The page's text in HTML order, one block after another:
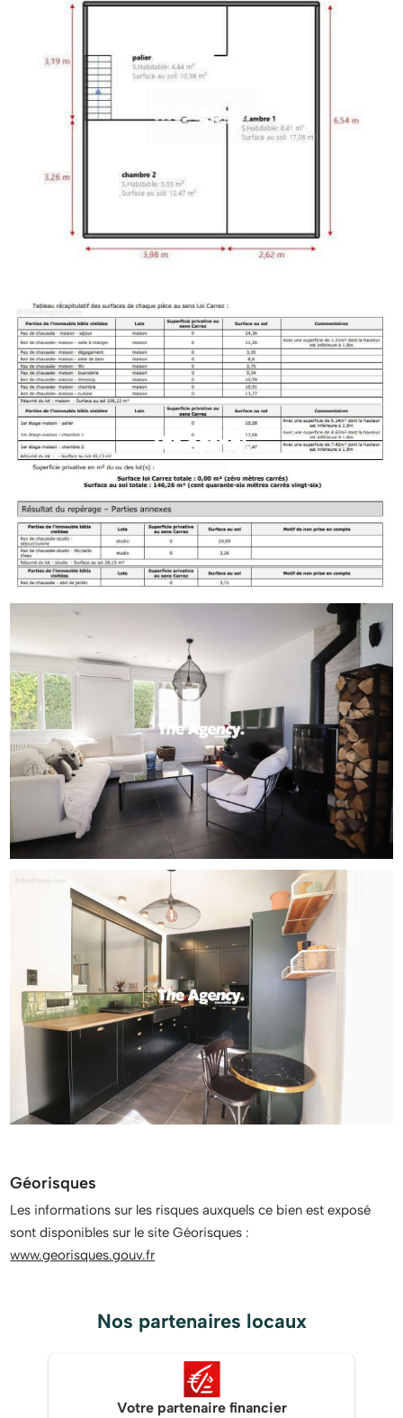
Géorisques
Les informations sur les risques auxquels ce bien est exposé
sont disponibles sur le site Géorisques :
www.georisques.gouv.fr
Nos partenaires locaux
Votre partenaire financier